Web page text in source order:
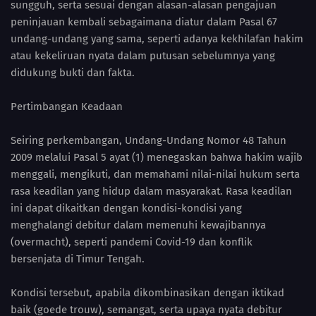
sungguh, serta sesuai dengan alasan-alasan pengajuan
peninjauan kembali sebagaimana diatur dalam Pasal 67
undang-undang yang sama, seperti adanya kekhilafan hakim
atau kekeliruan nyata dalam putusan sebelumnya yang
didukung bukti dan fakta.
Pertimbangan Keadaan
Seiring perkembangan, Undang-Undang Nomor 48 Tahun
2009 melalui Pasal 5 ayat (1) menegaskan bahwa hakim wajib
menggali, mengikuti, dan memahami nilai-nilai hukum serta
rasa keadilan yang hidup dalam masyarakat. Rasa keadilan
ini dapat dikaitkan dengan kondisi-kondisi yang
menghalangi debitur dalam memenuhi kewajibannya
(overmacht), seperti pandemi Covid-19 dan konflik
bersenjata di Timur Tengah.
Kondisi tersebut, apabila dikombinasikan dengan iktikad
baik (goede trouw), semangat, serta upaya nyata debitur